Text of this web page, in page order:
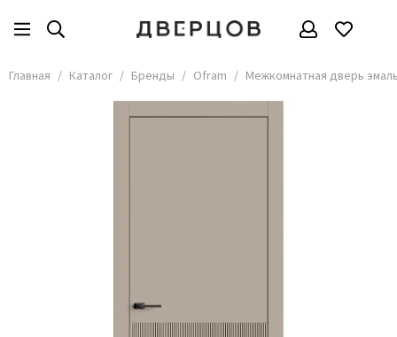
Бренды
Все товары
Главная Каталог Бренды Ofram Межкомнатная дверь